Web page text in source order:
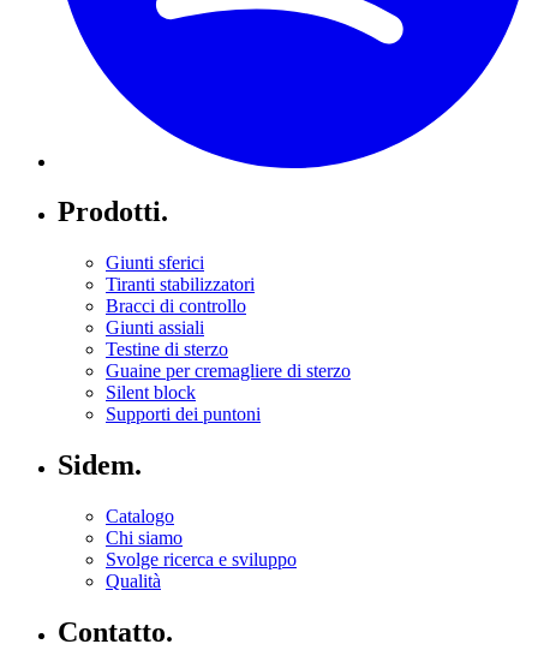
Prodotti.
Giunti sferici
Tiranti stabilizzatori
Bracci di controllo
Giunti assiali
Testine di sterzo
Guaine per cremagliere di sterzo
Silent block
Supporti dei puntoni
Sidem.
Catalogo
Chi siamo
Svolge ricerca e sviluppo
Qualità
Contatto.